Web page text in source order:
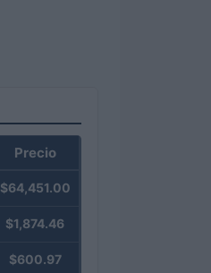
Precio
$64,451.00
$1,874.46
$600.97